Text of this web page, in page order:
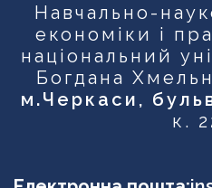
Навчально-
економіки і
національний
Богдана
м.Черкаси,
к.